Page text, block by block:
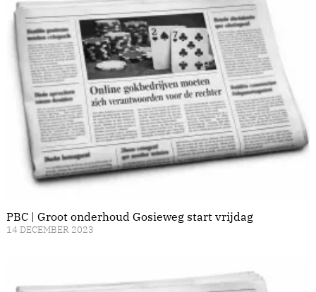
PBC | Groot onderhoud Gosieweg start vrijdag
14 DECEMBER 2023